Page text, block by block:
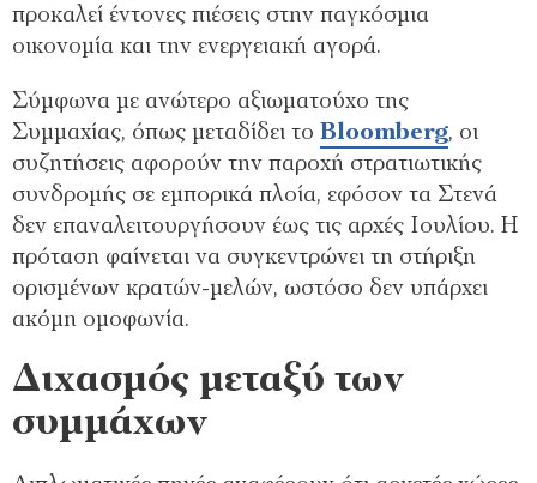
προκαλεί έντονες πιέσεις στην παγκόσμια
οικονομία και την ενεργειακή αγορά.
Σύμφωνα με ανώτερο αξιωματούχο της
Συμμαχίας, όπως μεταδίδει το Bloomberg, οι
συζητήσεις αφορούν την παροχή στρατιωτικής
συνδρομής σε εμπορικά πλοία, εφόσον τα Στενά
δεν επαναλειτουργήσουν έως τις αρχές Ιουλίου. Η
πρόταση φαίνεται να συγκεντρώνει τη στήριξη
ορισμένων κρατών-μελών, ωστόσο δεν υπάρχει
ακόμη ομοφωνία.
Διχασμός μεταξύ των
συμμάχων